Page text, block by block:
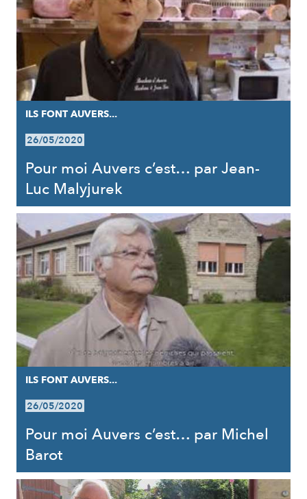
ILS FONT AUVERS...
26/05/2020
Pour moi Auvers c’est… par Jean-
Luc Malyjurek
ILS FONT AUVERS...
26/05/2020
Pour moi Auvers c’est… par Michel
Barot